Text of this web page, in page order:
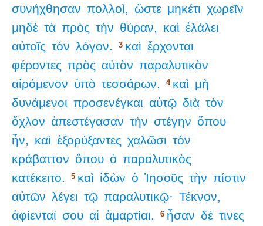
συνήχθησαν πολλοὶ, ὥστε μηκέτι χωρεῖν
μηδὲ τὰ πρὸς τὴν θύραν, καὶ ἐλάλει
αὐτοῖς τὸν λόγον. 3 καὶ ἔρχονται
φέροντες πρὸς αὐτὸν παραλυτικὸν
αἰρόμενον ὑπὸ τεσσάρων. 4 καὶ μὴ
δυνάμενοι προσενέγκαι αὐτῷ διὰ τὸν
ὄχλον ἀπεστέγασαν τὴν στέγην ὅπου
ἦν,
καὶ ἐξορύξαντες χαλῶσι τὸν
κράβαττον ὅπου ὁ παραλυτικὸς
κατέκειτο.
5 καὶ ἰδὼν ὁ Ἰησοῦς τὴν πίστιν
αὐτῶν λέγει τῷ παραλυτικῷ· Τέκνον,
ἀφίενταί σου αἱ ἁμαρτίαι. 6 ἦσαν δέ τινες